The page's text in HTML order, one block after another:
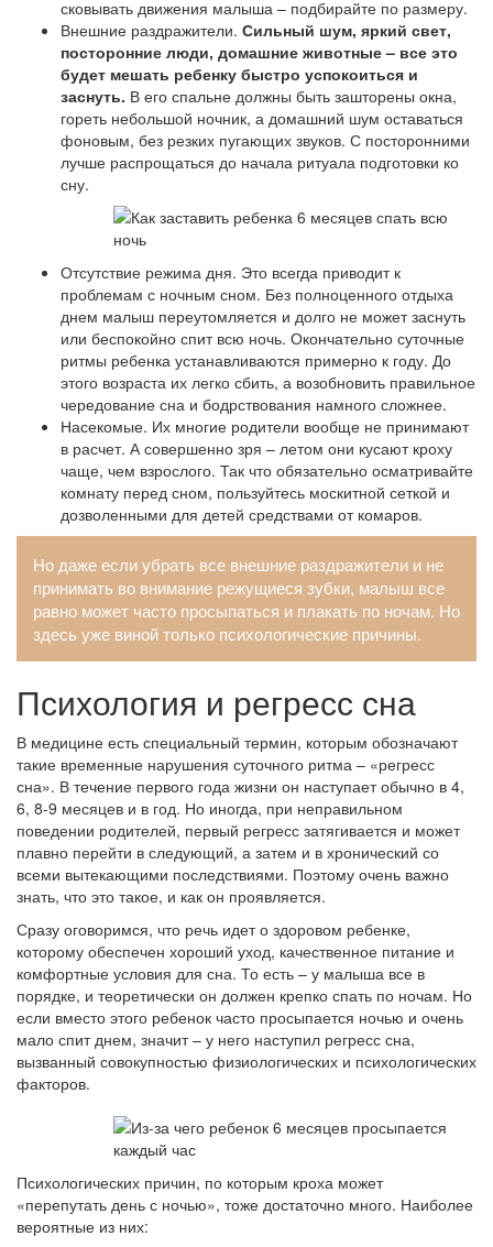
сковывать движения малыша – подбирайте по размеру.
Внешние раздражители. Сильный шум, яркий свет,
посторонние люди, домашние животные – все это
будет мешать ребенку быстро успокоиться и
заснуть. В его спальне должны быть зашторены окна,
гореть небольшой ночник, а домашний шум оставаться
фоновым, без резких пугающих звуков. С посторонними
лучше распрощаться до начала ритуала подготовки ко
сну.
Отсутствие режима дня. Это всегда приводит к
проблемам с ночным сном. Без полноценного отдыха
днем малыш переутомляется и долго не может заснуть
или беспокойно спит всю ночь. Окончательно суточные
ритмы ребенка устанавливаются примерно к году. До
этого возраста их легко сбить, а возобновить правильное
чередование сна и бодрствования намного сложнее.
Насекомые. Их многие родители вообще не принимают
в расчет. А совершенно зря – летом они кусают кроху
чаще, чем взрослого. Так что обязательно осматривайте
комнату перед сном, пользуйтесь москитной сеткой и
дозволенными для детей средствами от комаров.
Но даже если убрать все внешние раздражители и не
принимать во внимание режущиеся зубки, малыш все
равно может часто просыпаться и плакать по ночам. Но
здесь уже виной только психологические причины.
Психология и регресс сна
В медицине есть специальный термин, которым обозначают
такие временные нарушения суточного ритма – «регресс
сна». В течение первого года жизни он наступает обычно в 4,
6, 8-9 месяцев и в год. Но иногда, при неправильном
поведении родителей, первый регресс затягивается и может
плавно перейти в следующий, а затем и в хронический со
всеми вытекающими последствиями. Поэтому очень важно
знать, что это такое, и как он проявляется.
Сразу оговоримся, что речь идет о здоровом ребенке,
которому обеспечен хороший уход, качественное питание и
комфортные условия для сна. То есть – у малыша все в
порядке, и теоретически он должен крепко спать по ночам. Но
если вместо этого ребенок часто просыпается ночью и очень
мало спит днем, значит – у него наступил регресс сна,
вызванный совокупностью физиологических и психологических
факторов.
Психологических причин, по которым кроха может
«перепутать день с ночью», тоже достаточно много. Наиболее
вероятные из них: